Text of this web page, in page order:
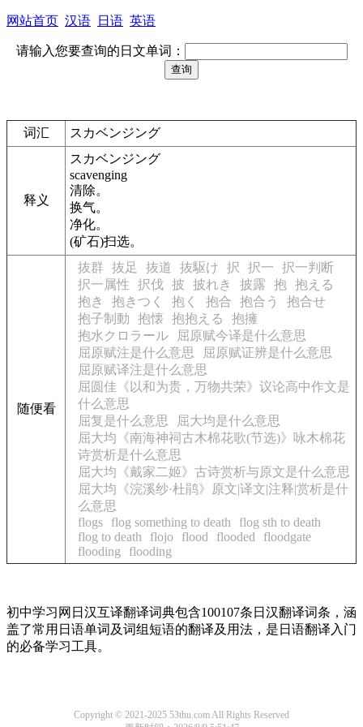
网站首页 汉语 日语 英语
请输入您要查询的日文单词：
词汇 スカベンジング
释义
スカベンジング
scavenging
清除。
换气。
净化。
(矿石)扫选。
随便看
抜群 抜足 抜道 抜駆け 択 択一
択一判断
択一属性
択伐 披 披れき 披露 抱 抱える
抱き
抱きつく 抱く 抱合 抱合う
抱合せ
抱子制動
抱懐 抱抱える
抱擁
抱水クロラール
屈原赋今译是什么意思
屈原赋注是什么意思
屈原赋证辨是什么意思
屈原赋译注是什么意思
屈圆佳《以和为贵，万物共荣》议论高中作文是
什么意思
屈复是什么意思
屈大均是什么意思
屈大均《南海神祠古木棉花歌(节选)》咏木棉花
诗赏析是什么意思
屈大均《戴家二姬》古诗赏析与原文是什么意思
屈大均《浣溪纱·杜鹃》原文|译文|注释|赏析是什
么意思
flogs
flog something to death
flog sth to death
flog to death
flojo flood flooded
floodgate
flooding
flooding
初中学习网日汉互译翻译词典包含100107条日汉翻译词条，涵
盖了常用日语单词及词组短语的翻译及用法，是日语翻译入门
的必备学习工具。
Copyright © 2021-2025 53thu.com All Rights Reserved